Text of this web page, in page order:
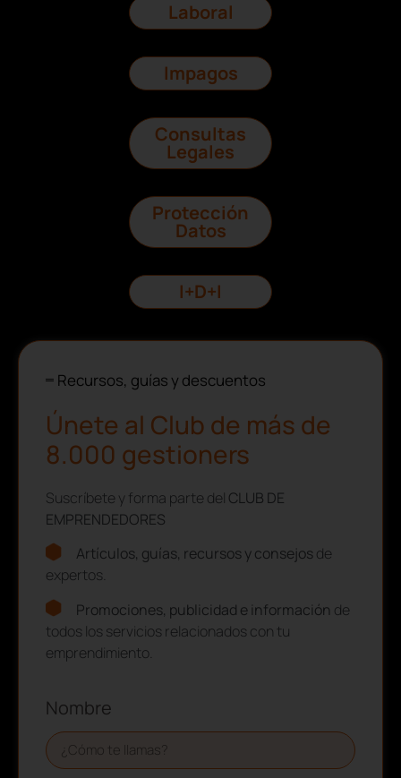
Laboral
Impagos
Consultas
Legales
Protección
Datos
I+D+I
Recursos, guías y descuentos
Únete al Club de más de
8.000 gestioners
Suscríbete y forma parte del CLUB DE
EMPRENDEDORES
Artículos, guías, recursos y consejosde
expertos.
Promociones, publicidad e información de
todos los servicios relacionados con tu
emprendimiento.
Nombre